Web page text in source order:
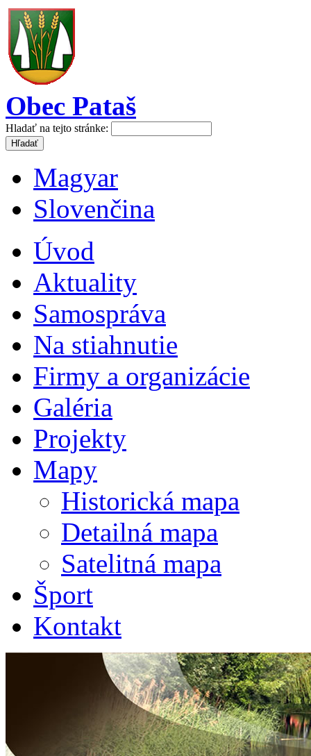
Obec Pataš
Hladať na tejto stránke:
Magyar
Slovenčina
Úvod
Aktuality
Samospráva
Na stiahnutie
Firmy a organizácie
Galéria
Projekty
Mapy
Historická mapa
Detailná mapa
Satelitná mapa
Šport
Kontakt